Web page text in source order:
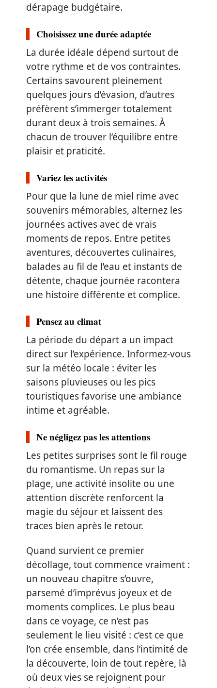
dérapage budgétaire.
Choisissez une durée adaptée
La durée idéale dépend surtout de
votre rythme et de vos contraintes.
Certains savourent pleinement
quelques jours d’évasion, d’autres
préfèrent s’immerger totalement
durant deux à trois semaines. À
chacun de trouver l’équilibre entre
plaisir et praticité.
Variez les activités
Pour que la lune de miel rime avec
souvenirs mémorables, alternez les
journées actives avec de vrais
moments de repos. Entre petites
aventures, découvertes culinaires,
balades au fil de l’eau et instants de
détente, chaque journée racontera
une histoire différente et complice.
Pensez au climat
La période du départ a un impact
direct sur l’expérience. Informez-vous
sur la météo locale : éviter les
saisons pluvieuses ou les pics
touristiques favorise une ambiance
intime et agréable.
Ne négligez pas les attentions
Les petites surprises sont le fil rouge
du romantisme. Un repas sur la
plage, une activité insolite ou une
attention discrète renforcent la
magie du séjour et laissent des
traces bien après le retour.
Quand survient ce premier
décollage, tout commence vraiment :
un nouveau chapitre s’ouvre,
parsemé d’imprévus joyeux et de
moments complices. Le plus beau
dans ce voyage, ce n’est pas
seulement le lieu visité : c’est ce que
l’on crée ensemble, dans l’intimité de
la découverte, loin de tout repère, là
où deux vies se rejoignent pour